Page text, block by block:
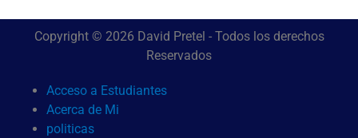
Copyright © 2026 David Pretel - Todos los derechos
Reservados
Acceso a Estudiantes
Acerca de Mi
politicas